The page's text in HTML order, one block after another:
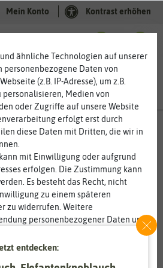
Mein Konto Kontrast erhöhen
ähnliche Technologien auf unserer
personenbezogene Daten von
(z.B. IP-Adresse), um z.B.
personalisieren, Medien von
oder Zugriffe auf unsere Website
erfolgt erst durch
diese Daten mit Dritten, die wir in
mit Einwilligung oder aufgrund
erfolgen. Die Zustimmung kann
Es besteht das Recht, nicht
zu einem späteren
zu widerrufen. Weitere
personenbezogener Daten und
Statistik
entdecken: